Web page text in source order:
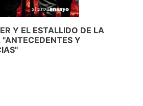
Y EL ESTALLIDO DE LA
Y